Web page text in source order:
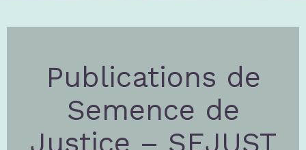
Publications de
Semence de
Justice – SEJUST